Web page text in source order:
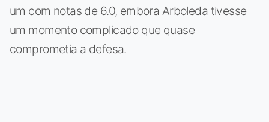
um com notas de 6.0, embora Arboleda tivesse
um momento complicado que quase
comprometia a defesa.